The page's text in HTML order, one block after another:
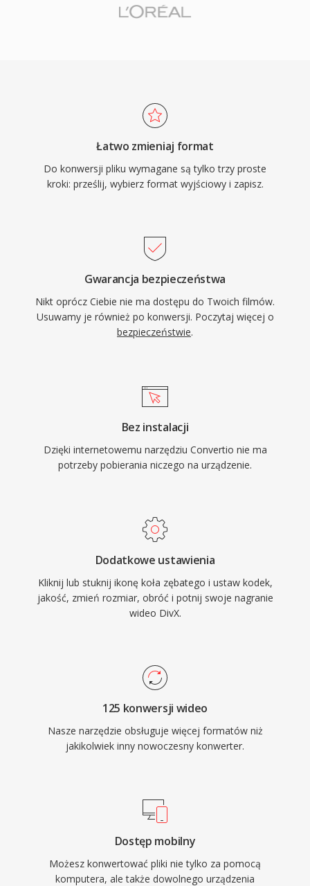
Łatwo zmieniaj format
Do konwersji pliku wymagane są tylko trzy proste
kroki: prześlij, wybierz format wyjściowy i zapisz.
Gwarancja bezpieczeństwa
Nikt oprócz Ciebie nie ma dostępu do Twoich filmów.
Usuwamy je również po konwersji. Poczytaj więcej o
bezpieczeństwie.
Bez instalacji
Dzięki internetowemu narzędziu Convertio nie ma
potrzeby pobierania niczego na urządzenie.
Dodatkowe ustawienia
Kliknij lub stuknij ikonę koła zębatego i ustaw kodek,
jakość, zmień rozmiar, obróć i potnij swoje nagranie
wideo DivX.
125 konwersji wideo
Nasze narzędzie obsługuje więcej formatów niż
jakikolwiek inny nowoczesny konwerter.
Dostęp mobilny
Możesz konwertować pliki nie tylko za pomocą
komputera, ale także dowolnego urządzenia